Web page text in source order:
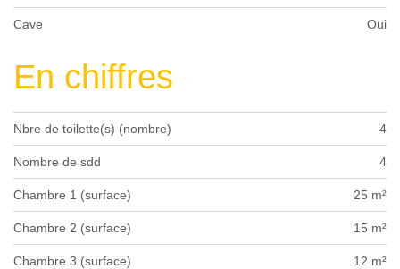
Cave Oui
En chiffres
Nbre de toilette(s) (nombre) 4
Nombre de sdd 4
Chambre 1 (surface) 25 m²
Chambre 2 (surface) 15 m²
Chambre 3 (surface) 12 m²